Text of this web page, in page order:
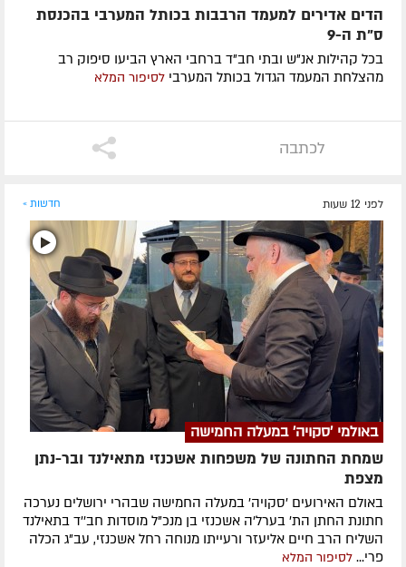
הדים אדירים למעמד הרבבות בכותל המערבי בהכנסת
ס"ת ה-9
בכל קהילות אנ"ש ובתי חב"ד ברחבי הארץ הביעו סיפוק רב
מהצלחת המעמד הגדול בכותל המערבי לסיפור המלא
לכתבה
לפני 12 שעות חדשות »
באולמי 'סקויה' במעלה החמישה
שמחת החתונה של משפחות אשכנזי מתאילנד ובר-נתן
מצפת
באולם האירועים 'סקויה' במעלה החמישה שבהרי ירושלים נערכה
חתונת החתן הת' בערל'ה אשכנזי בן מנכ"ל מוסדות חב''ד בתאילנד
השליח הרב חיים אליעזר ורעייתו מנוחה רחל אשכנזי, עב"ג הכלה
פרי... לסיפור המלא